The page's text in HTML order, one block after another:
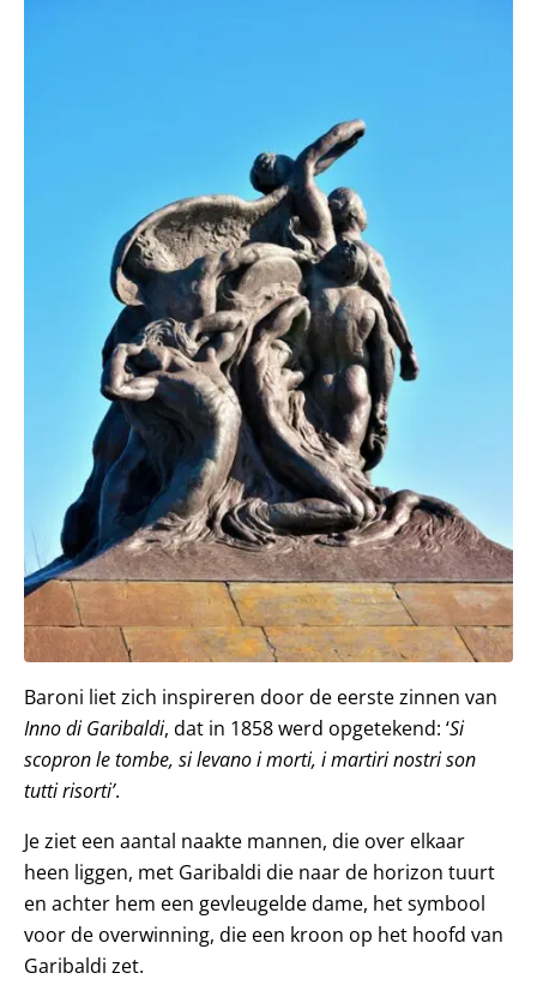
Baroni liet zich inspireren door de eerste zinnen van
Inno di Garibaldi, dat in 1858 werd opgetekend: ‘Si
scopron le tombe, si levano i morti, i martiri nostri son
tutti risorti’.
Je ziet een aantal naakte mannen, die over elkaar
heen liggen, met Garibaldi die naar de horizon tuurt
en achter hem een gevleugelde dame, het symbool
voor de overwinning, die een kroon op het hoofd van
Garibaldi zet.